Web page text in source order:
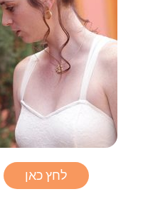
לחץ כאן